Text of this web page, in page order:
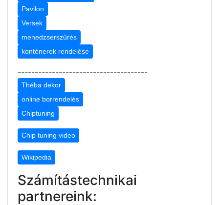
Pavilon
Versek
menedzserszűrés
konténerek rendelése
--------------------------------------
Théba dekor
online borrendelés
Chiptuning
Chip tuning video
Wikipedia
Számítástechnikai
partnereink: